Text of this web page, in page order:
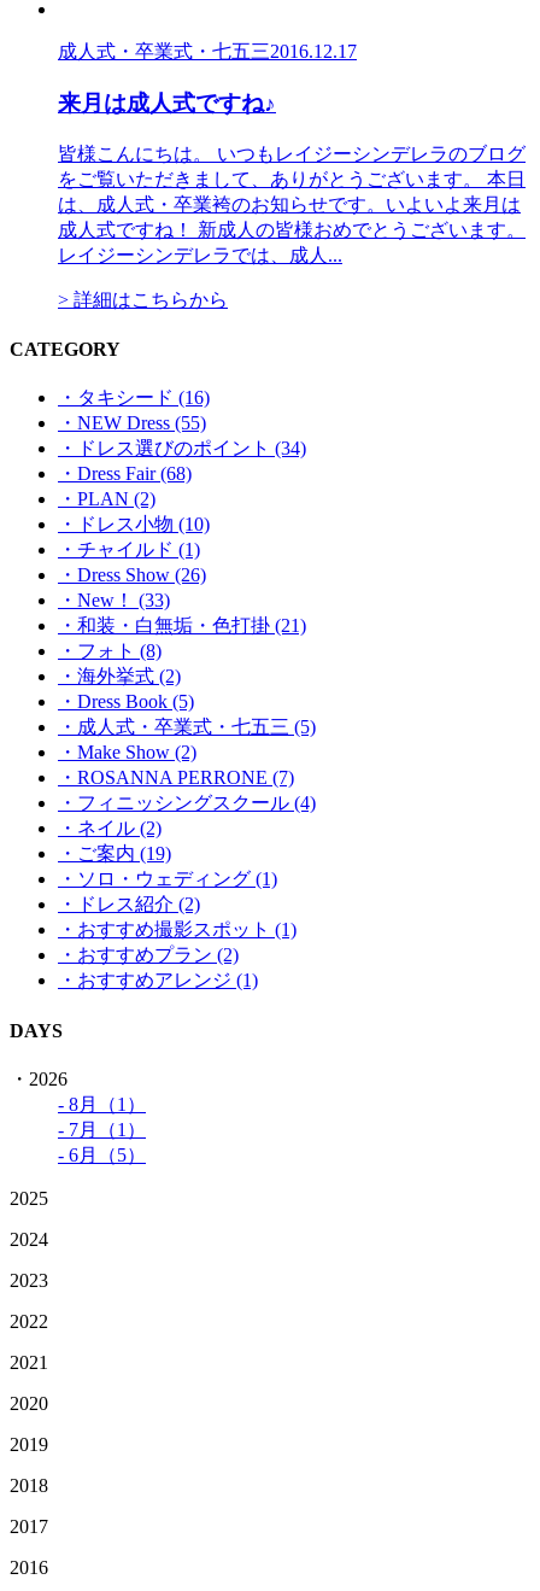
成人式・卒業式・七五三2016.12.17
来月は成人式ですね♪
皆様こんにちは。 いつもレイジーシンデレラのブログ
をご覧いただきまして、ありがとうございます。 本日
は、成人式・卒業袴のお知らせです。いよいよ来月は
成人式ですね！ 新成人の皆様おめでとうございます。
レイジーシンデレラでは、成人...
> 詳細はこちらから
CATEGORY
・タキシード (16)
・NEW Dress (55)
・ドレス選びのポイント (34)
・Dress Fair (68)
・PLAN (2)
・ドレス小物 (10)
・チャイルド (1)
・Dress Show (26)
・New！ (33)
・和装・白無垢・色打掛 (21)
・フォト (8)
・海外挙式 (2)
・Dress Book (5)
・成人式・卒業式・七五三 (5)
・Make Show (2)
・ROSANNA PERRONE (7)
・フィニッシングスクール (4)
・ネイル (2)
・ご案内 (19)
・ソロ・ウェディング (1)
・ドレス紹介 (2)
・おすすめ撮影スポット (1)
・おすすめプラン (2)
・おすすめアレンジ (1)
DAYS
・2026
- 8月（1）
- 7月（1）
- 6月（5）
2025
2024
2023
2022
2021
2020
2019
2018
2017
2016